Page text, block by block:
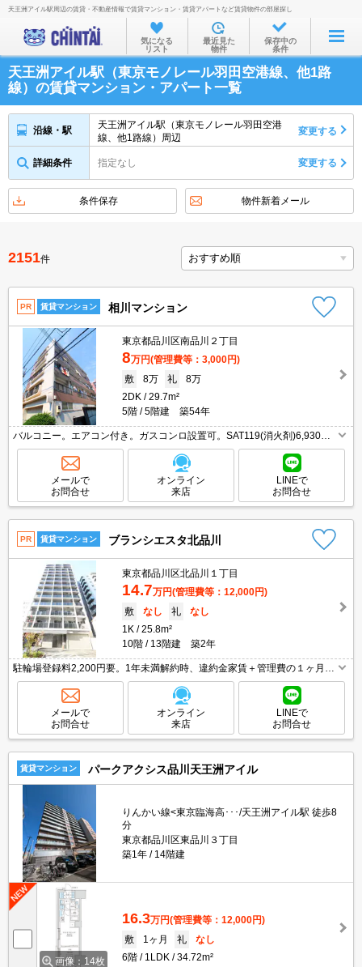
お部屋を探す
沿線・駅から
住所から
家賃相場から
通勤通学時間から
不動産会社から
天王洲アイル駅周辺の賃貸・不動産情報で賃貸マンション・賃貸アパートなど賃貸物件の部屋探し
気になる
リスト
最近見た
物件
保存中の
条件
天王洲アイル駅（東京モノレール羽田空港線、他1路
線）の賃貸マンション・アパート一覧
沿線・駅
天王洲アイル駅（東京モノレール羽田空港
線、他1路線）周辺
変更する
詳細条件 指定なし 変更する
条件保存 物件新着メール
2151件
PR 賃貸マンション 相川マンション
東京都品川区南品川２丁目
8万円(管理費等：3,000円)
敷
8万 礼
8万
2DK
29.7m²
5階
5階建 築54年
バルコニー。エアコン付き。ガスコンロ設置可。SAT119(消火剤)6,930
円。
メールで
お問合せ
オンライン
来店
LINEで
お問合せ
PR 賃貸マンション ブランシエスタ北品川
東京都品川区北品川１丁目
14.7万円(管理費等：12,000円)
敷
なし 礼
なし
1K
25.8m²
10階
13階建 築2年
駐輪場登録料2,200円要。1年未満解約時、違約金家賃＋管理費の１ヶ月
分。インターネット無料。独立洗面台。TVモニター付インターホン。浴室
乾燥機付。敷地内防犯カメラ設置。
メールで
お問合せ
オンライン
来店
LINEで
お問合せ
賃貸マンション パークアクシス品川天王洲アイル
りんかい線<東京臨海高･･･/天王洲アイル駅 徒歩8
分
東京都品川区東品川３丁目
築1年
14階建
画像：14枚
16.3万円(管理費等：12,000円)
敷
1ヶ月 礼
なし
6階
1LDK 34.72m²